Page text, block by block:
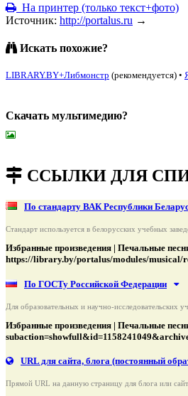
На принтер (только текст+фото)
Источник: http://portalus.ru →
Искать похожие?
LIBRARY.BY+Либмонстр (рекомендуется) •
Скачать мультимедию?
ССЫЛКИ ДЛЯ
По стандарту ВАК Республики
Стандарт используется в белорусских учебных
Избранные произведения | Печальные
https://library.by/portalus/modules/musical/
По ГОСТу Российской Федерации
Для образовательных и научно-исследовательских
Избранные произведения | Печальные
URL для сайта, блога (постоянный
Прямой URL на данную страницу для блога или